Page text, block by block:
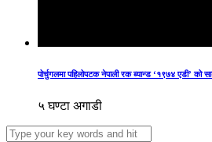
पोर्चुगलमा पहिलोपटक नेपाली रक ब्यान्ड ‘१९७४ एडी’ को
५ घण्टा अगाडी